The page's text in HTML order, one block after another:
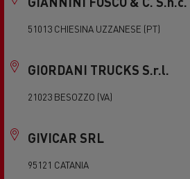
51013 CHIESINA UZZANESE (PT)
GIORDANI TRUCKS S.r.l.
21023 BESOZZO (VA)
GIVICAR SRL
95121 CATANIA